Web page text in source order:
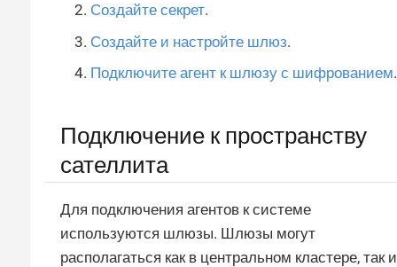
Создайте секрет.
Создайте и настройте шлюз.
Подключите агент к шлюзу с шифрованием.
Подключение к пространству
сателлита
Для подключения агентов к системе
используются шлюзы. Шлюзы могут
располагаться как в центральном кластере, так и